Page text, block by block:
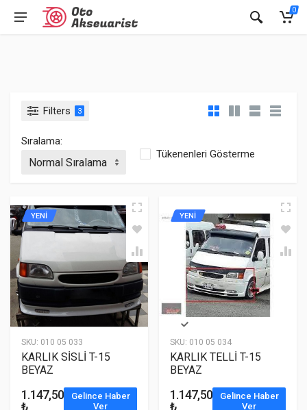
0
Filters 3
Sıralama:
Tükenenleri Gösterme
SKU: 010 05 033
YENİ
KARLIK SİSLİ T-15
BEYAZ
1.147,50
₺
Gelince Haber
Ver
SKU: 010 05 034
YENİ
KARLIK TELLİ T-15
BEYAZ
1.147,50
₺
Gelince Haber
Ver